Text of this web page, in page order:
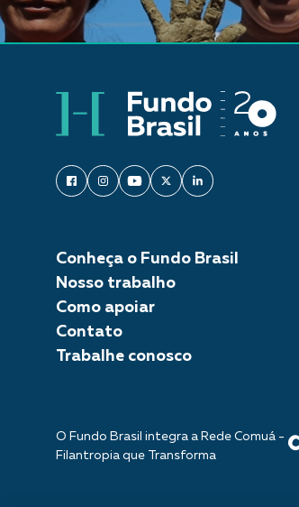
Conheça o Fundo Brasil
Nosso trabalho
Como apoiar
Contato
Trabalhe conosco
O Fundo Brasil integra a Rede Comuá -
Filantropia que Transforma